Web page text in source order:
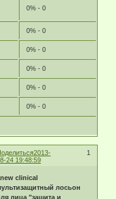
0% - 0
0% - 0
0% - 0
0% - 0
0% - 0
0% - 0
1
2013-
24 19:48:59
clinical
лосьон
лица "защита и